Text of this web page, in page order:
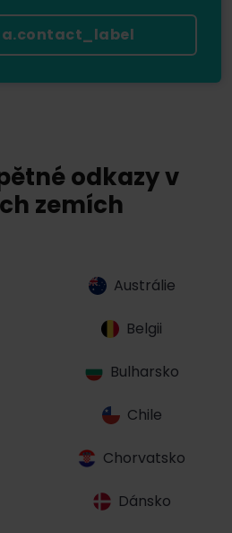
odkazy v
zemích
Austrálie
Belgii
Bulharsko
Chile
Chorvatsko
Dánsko